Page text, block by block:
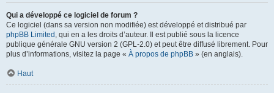
Qui a développé ce logiciel de forum ?
Ce logiciel (dans sa version non modifiée) est développé et distribué par
phpBB Limited , qui en a les droits d’auteur. Il est publié sous la licence
publique générale GNU version 2 (GPL-2.0) et peut être diffusé librement. Pour
plus d’informations, visitez la page « À propos de phpBB » (en anglais).
Haut